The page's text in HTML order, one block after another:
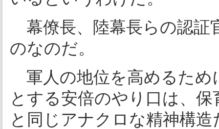
幕僚長、陸幕長らの認証
のなのだ。
軍人の地位を高めるため
とする安倍のやり口は、
と同じアナクロな精神構造